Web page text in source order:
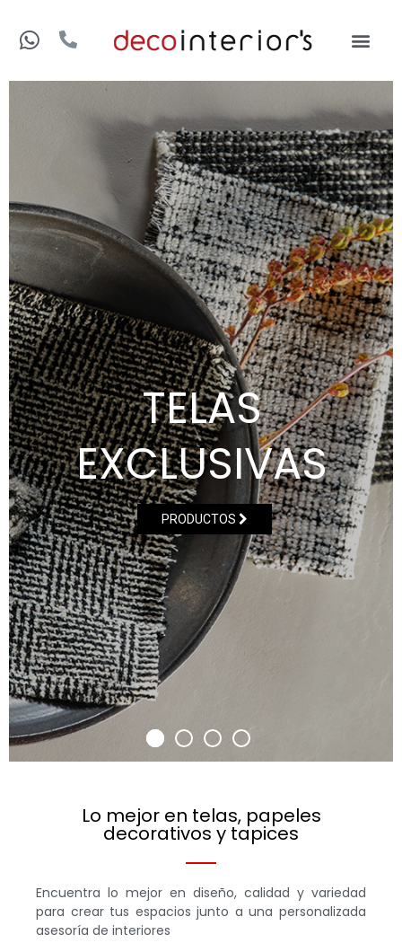
TELAS
EXCLUSIVAS
PRODUCTOS
Lo mejor en telas, papeles
decorativos y tapices
Encuentra lo mejor en diseño, calidad y variedad
para crear tus espacios junto a una personalizada
asesoría de interiores